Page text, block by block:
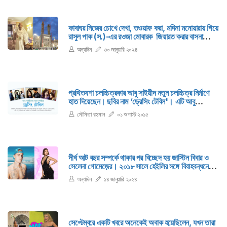
কাবাঘর নিজের চোখে দেখা, তওয়াফ করা, মদিনা মনোয়ারায় গিয়ে
রাসুল পাক (স.)-এর রওজা মোবারক জিয়ারত করার বাসনা
প্রতিটি ধর্মপ্রাণ মুসলমান নিজ অন্তরে লালন করে থাকেন।
বাস্তবে এসব পবিত্র ভূমি দেখা যেন এক অন্যরকম অনুভূতি...
অন্যদিন ৩০ জানুয়ারি ২০২৪
প্রথিতযশা চলচ্চিত্রকার আবু সাইয়ীদ নতুন চলচ্চিত্র নির্মাণে
হাত দিয়েছেন। ছবির নাম ‘ড্রেসিং টেবিল'। এটি আবু
সাইয়ীদের সপ্তম চলচ্চিত্র।
মৌমিতা রহমান ০১ অগাস্ট ২০১৫
দীর্ঘ আট বছর সম্পর্কে থাকার পর বিচ্ছেদ হয় জাস্টিন বিবার ও
সেলেনা গোমেজ়ের। ২০১৮ সালে হেইলির সঙ্গে বিবাহবন্ধনে
জড়ান জাস্টিন। আজকের প্রসঙ্গ হেইলি, সেলেনা নয়। নতুন
বছরের শুরু থেকেই শোনা যাচ্ছে, জাস্টিন ও হেইলি বিবারের
অন্যদিন ১৪ জানুয়ারি ২০২৪
সেপ্টেম্বরে একটি খবরে অনেকেই অবাক হয়েছিলেন, যখন তারা